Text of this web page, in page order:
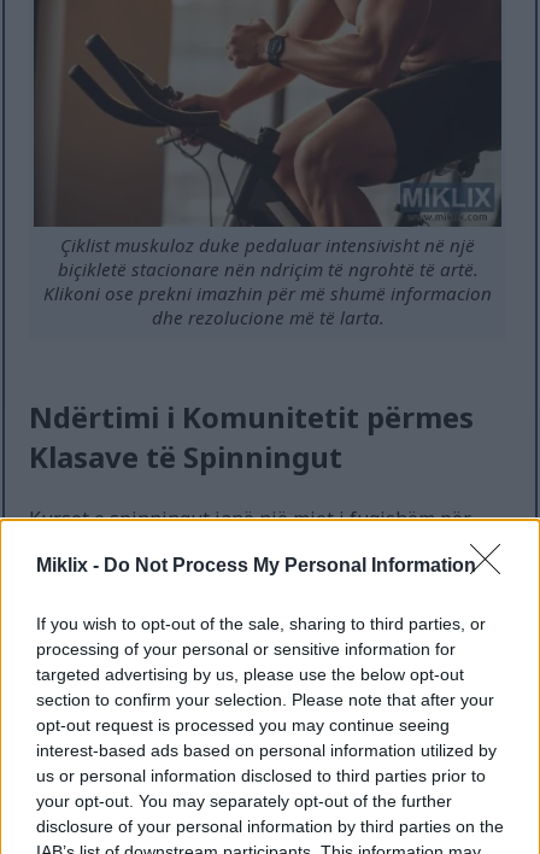
Miklix - Do Not Process My Personal Information
If you wish to opt-out of the sale, sharing to third parties, or
processing of your personal or sensitive information for
targeted advertising by us, please use the below opt-out
section to confirm your selection. Please note that after your
opt-out request is processed you may continue seeing
interest-based ads based on personal information utilized by
us or personal information disclosed to third parties prior to
your opt-out. You may separately opt-out of the further
disclosure of your personal information by third parties on the
Çiklist muskuloz duke pedaluar intensivisht në një
biçikletë stacionare nën ndriçim të ngrohtë të artë.
Klikoni ose prekni imazhin për më shumë informacion
dhe rezolucione më të larta.
Ndërtimi i Komunitetit përmes
Klasave të Spinningut
Kurset e spinningut janë një mjet i fuqishëm për
krijimin e lidhjeve shoqërore midis pjesëmarrësve.
Në këto mjedise në grup, çiklistët bashkohen rreth
krijon një mjedis të mbushur me inkurajim dhe
motivim. Përvoja të tilla të përbashkëta ndihmojnë
në krijimin e miqësive të qëndrueshme, duke rritur
si angazhimin ashtu edhe qëndrueshmërinë në
stërvitje.
Ushtrimet fizike përkrah të tjerëve që ndajnë
qëllime të ngjashme mund t’i çojnë individët në
nivele të reja. Energjia kolektive dhe shoqëria në